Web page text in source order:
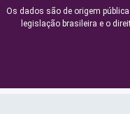
Os dados são de origem
legislação brasileira e o